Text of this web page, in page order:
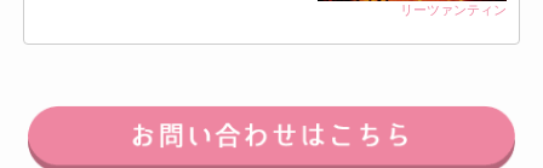
リーツァンティン